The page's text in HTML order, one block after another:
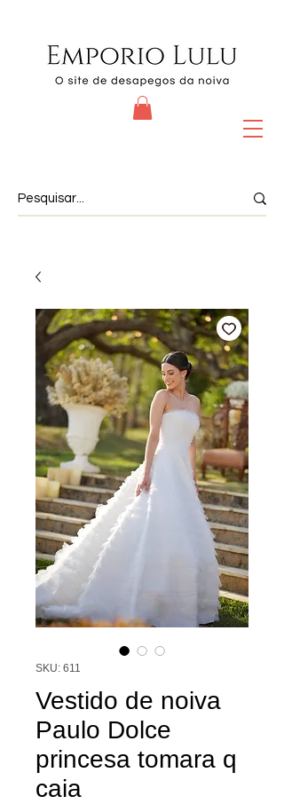
SKU: 611
Vestido de noiva
Paulo Dolce
princesa tomara q
caia